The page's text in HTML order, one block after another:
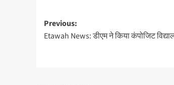
Post
navigation
Previous:
Etawah News: डीएम ने किया कंपोजिट